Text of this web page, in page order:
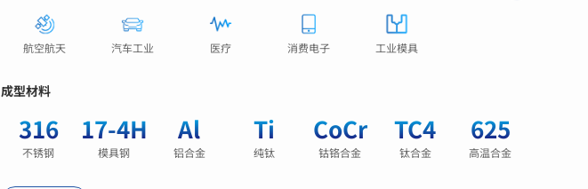
航空航天 汽车工业 医疗 消费电子 工业模具
成型材料
316
不锈钢
17-4H
模具钢
Al
铝合金
Ti
纯钛
CoCr
钴铬合金
TC4
钛合金
625
高温合金